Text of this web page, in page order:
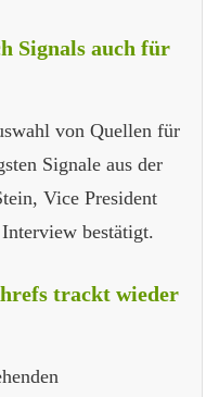
Signals auch für
von Quellen für
Signale aus der
Vice President
bestätigt.
trackt wieder